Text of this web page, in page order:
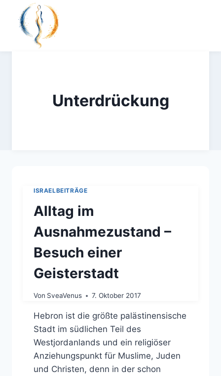
Inhalt
springen
Unterdrückung
ISRAELBEITRÄGE
Alltag im
Ausnahmezustand –
Besuch einer
Geisterstadt
Von SveaVenus 7. Oktober 2017
Hebron ist die größte palästinensische
Stadt im südlichen Teil des
Westjordanlands und ein religiöser
Anziehungspunkt für Muslime, Juden
und Christen, denn in der schon